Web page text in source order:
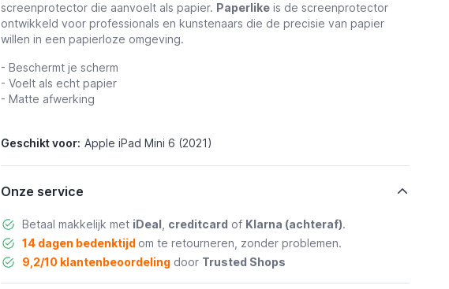
screenprotector die aanvoelt als papier. Paperlikeis de screenprotector
ontwikkeld voor professionals en kunstenaars die de precisie van papier
willen in een papierloze omgeving.
- Beschermt je scherm
- Voelt als echt papier
- Matte afwerking
Geschikt voor: Apple iPad Mini 6 (2021)
Onze service
Betaal makkelijk met iDeal creditcard of Klarna (achteraf).
14 dagen bedenktijd om te retourneren, zonder problemen.
9,2/10 klantenbeoordelingdoor Trusted Shops